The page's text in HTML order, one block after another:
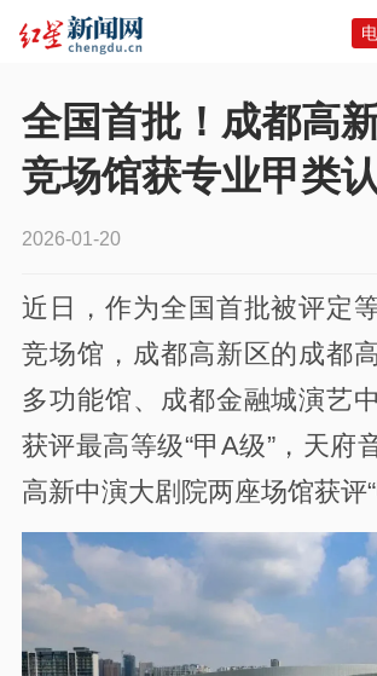
全国首批！成都高
竞场馆获专业甲类
2026-01-20
近日， 作为全国首批被评定
竞场馆，成都高新区的成都
多功能馆、成都金融城演艺
获评最高等级“甲A级”，天府
高新中演大剧院两座场馆获评“